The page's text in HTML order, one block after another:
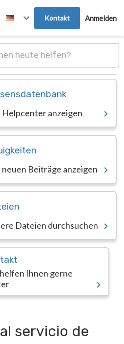
Kontakt Anmelden
Helpcenter anzeigen
neuen Beiträge anzeigen
Dateien durchsuchen
Ihnen gerne
servicio de